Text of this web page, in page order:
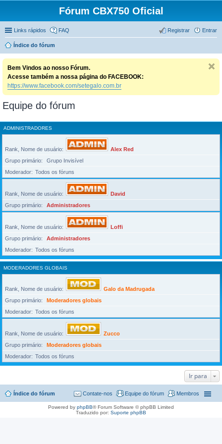
Fórum CBX750 Oficial
Links rápidos FAQ Entrar
Registrar
Índice do fórum
Bem Vindos ao nosso Fórum.
Acesse também a nossa página do FACEBOOK:
https://www.facebook.com/setegalo.com.br
Equipe do fórum
ADMINISTRADORES
Rank, Nome de usuário
Alex Red
Grupo primário
Grupo Invisível
Moderador
Todos os fóruns
Rank, Nome de usuário
David
Grupo primário
Administradores
Rank, Nome de usuário
Loffi
Grupo primário
Administradores
Moderador
Todos os fóruns
MODERADORES GLOBAIS
Rank, Nome de usuário
Galo da Madrugada
Grupo primário
Moderadores globais
Moderador
Todos os fóruns
Rank, Nome de usuário
Zucco
Grupo primário
Moderadores globais
Moderador
Todos os fóruns
Ir para
Índice do fórum Membros
Equipe do fórum
Contate-nos
Powered by phpBB® Forum Software © phpBB Limited
Traduzido por: Suporte phpBB